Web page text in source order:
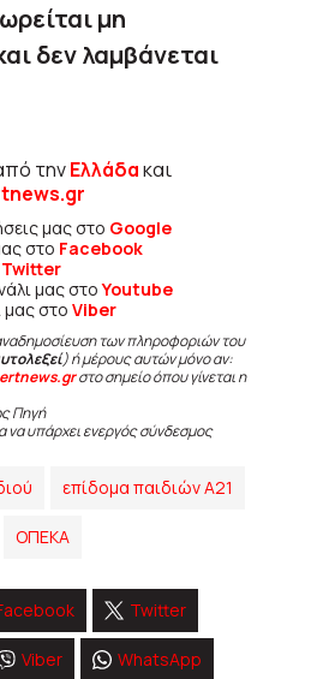
μη
δεν λαμβάνεται
τηνΕλλάδακαι
μας στο Google
στο Facebook
Twitter
μας στοYoutube
μας στο Viber
των πληροφοριών του
) ή μέρους αυτών μόνο αν:
ertnews.grστο σημείο όπου γίνεται η
Πηγή
να υπάρχει ενεργός σύνδεσμος
επίδομα παιδιών Α21
ΟΠΕΚΑ
Twitter
Viber WhatsApp